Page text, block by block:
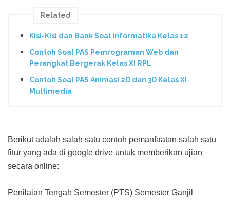
Related
Kisi-Kisi dan Bank Soal Informatika Kelas 12
Contoh Soal PAS Pemrograman Web dan
Perangkat Bergerak Kelas XI RPL
Contoh Soal PAS Animasi 2D dan 3D Kelas XI
Multimedia
Berikut adalah salah satu contoh pemanfaatan salah satu
fitur yang ada di google drive untuk memberikan ujian
secara online:
Penilaian Tengah Semester (PTS) Semester Ganjil